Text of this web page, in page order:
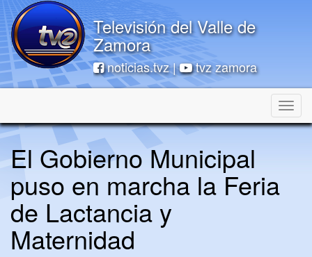
Televisión del Valle de
Zamora
noticias.tvz | tvz zamora
Toggle
El Gobierno Municipal
puso en marcha la Feria
de Lactancia y
Maternidad